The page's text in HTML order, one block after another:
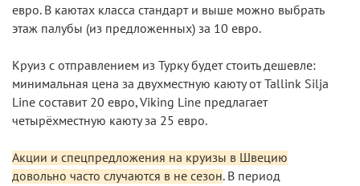
евро. В каютах класса стандарт и выше можно выбрать
этаж палубы (из предложенных) за 10 евро.
Круиз с отправлением из Турку будет стоить дешевле:
минимальная цена за двухместную каюту от Tallink Silja
Line составит 20 евро, Viking Line предлагает
четырёхместную каюту за 25 евро.
Акции и спецпредложения на круизы в Швецию
довольно часто случаются в не сезон. В период